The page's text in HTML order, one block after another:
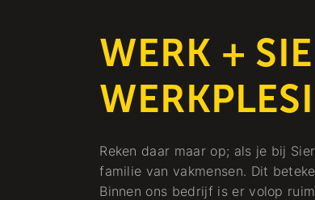
WERK +
Reken daar maar op; als je bij
familie van vakmensen. Dit
Binnen ons bedrijf is er volop